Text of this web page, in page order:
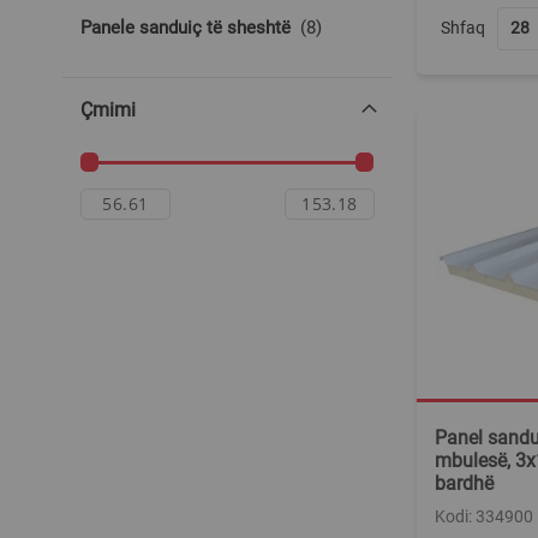
Shfaq
Panel
mbulesë,
bardhë
Kodi: 334900
Panele sanduiç të sheshtë
8produkte
Çmimi